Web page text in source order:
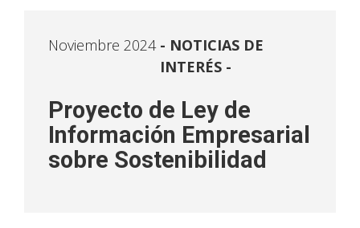
Noviembre 2024
NOTICIAS DE
INTERÉS -
Proyecto de Ley de
Información Empresarial
sobre Sostenibilidad